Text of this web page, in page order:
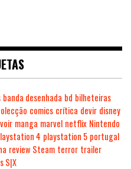
banda desenhada bd bilheteiras
comics crítica devir disney
manga marvel netflix Nintendo
4 playstation 5 portugal
review Steam terror trailer
S|X